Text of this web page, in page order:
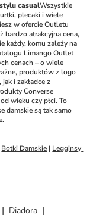
casualWszystkie
plecaki i wiele
w ofercie Outletu
bardzo atrakcyjna cena,
każdy, komu zależy na
Limango Outlet
cenach – o wiele
produktów z logo
i zakładce z
Converse
wieku czy płci. To
damskie są tak samo
Botki Damskie | Legginsy
Diadora